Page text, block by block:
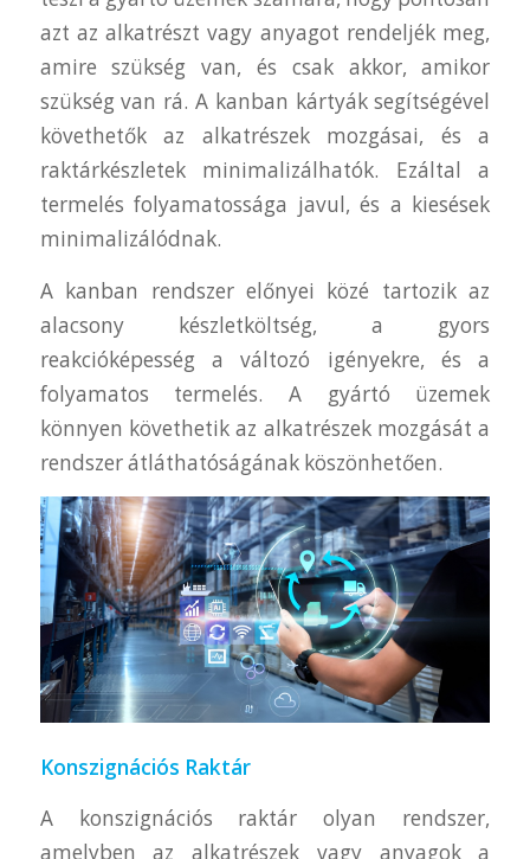
azt az alkatrészt vagy anyagot rendeljék meg,
amire szükség van, és csak akkor, amikor
szükség van rá. A kanban kártyák segítségével
követhetők az alkatrészek mozgásai, és a
raktárkészletek minimalizálhatók. Ezáltal a
termelés folyamatossága javul, és a kiesések
minimalizálódnak.
A kanban rendszer előnyei közé tartozik az
alacsony készletköltség, a gyors
reakcióképesség a változó igényekre, és a
folyamatos termelés. A gyártó üzemek
könnyen követhetik az alkatrészek mozgását a
rendszer átláthatóságának köszönhetően.
Konszignációs Raktár
A konszignációs raktár olyan rendszer,
amelyben az alkatrészek vagy anyagok a